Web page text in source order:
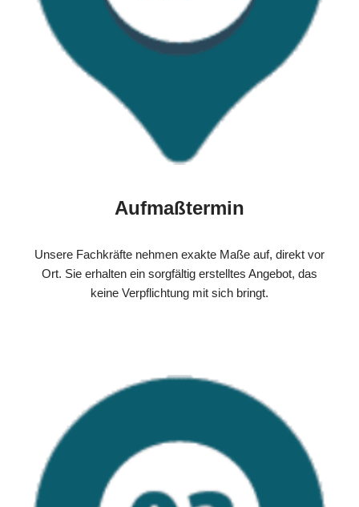
Aufmaßtermin
Unsere Fachkräfte nehmen exakte Maße auf, direkt vor
Ort. Sie erhalten ein sorgfältig erstelltes Angebot, das
keine Verpflichtung mit sich bringt.